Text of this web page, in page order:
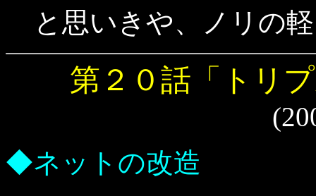
と思いきや、ノリの
第２０話「トリ
◆ネットの改造